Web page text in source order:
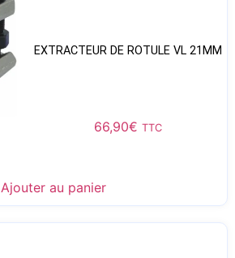
EXTRACTEUR DE ROTULE VL 21MM
66,90€ TTC
Ajouter au panier